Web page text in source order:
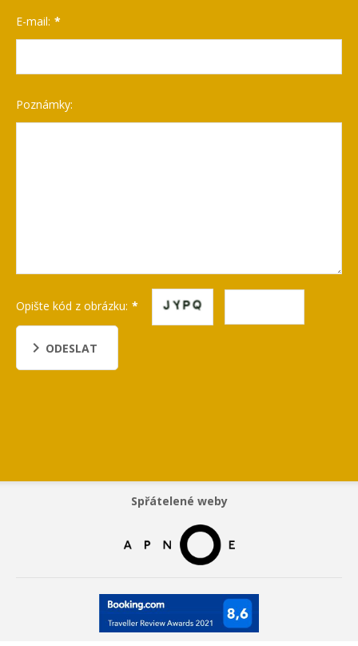
E-mail:
Poznámky:
Opište kód z obrázku:
ODESLAT
Spřátelené weby